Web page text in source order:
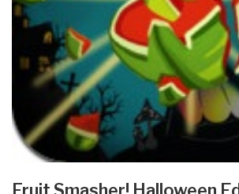
Fruit Smasher! Halloween